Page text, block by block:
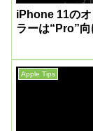
iPhone 11の
ラーは“Pro”
Apple Tips